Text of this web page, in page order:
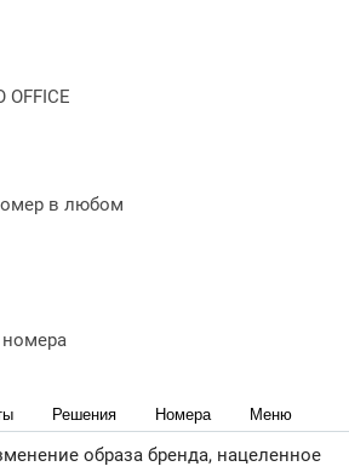
OFFICE
в любом
Решения Номера Меню
временем, многие организации
внутреннего и внешнего
оно затрагивает не только
(фирменный стиль),
ребрендинг компании, зачем и
образа бренда, нацеленное